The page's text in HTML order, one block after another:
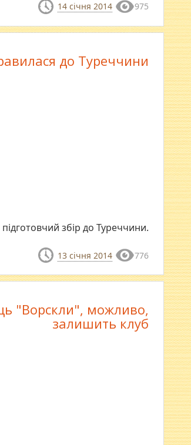
14 січня 2014 975
до Туреччини
збір до Туреччини.
13 січня 2014 776
"Ворскли", можливо,
залишить клуб